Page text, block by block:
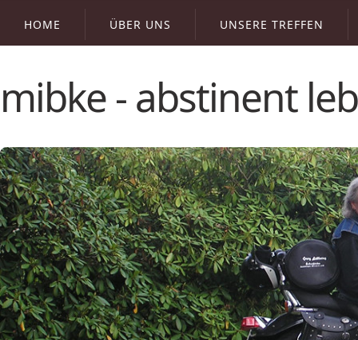
HOME ÜBER UNS UNSERE TREFFEN
mibke - abstinent